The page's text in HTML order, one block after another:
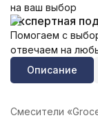
на ваш выбор
Экспертная
Помогаем с
отвечаем на
Описание
Смесители